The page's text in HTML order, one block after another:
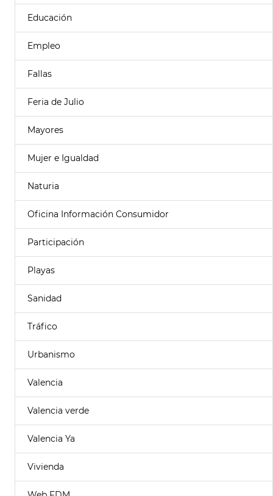
Educación
Empleo
Fallas
Feria de Julio
Mayores
Mujer e Igualdad
Naturia
Oficina Información Consumidor
Participación
Playas
Sanidad
Tráfico
Urbanismo
Valencia
Valencia verde
Valencia Ya
Vivienda